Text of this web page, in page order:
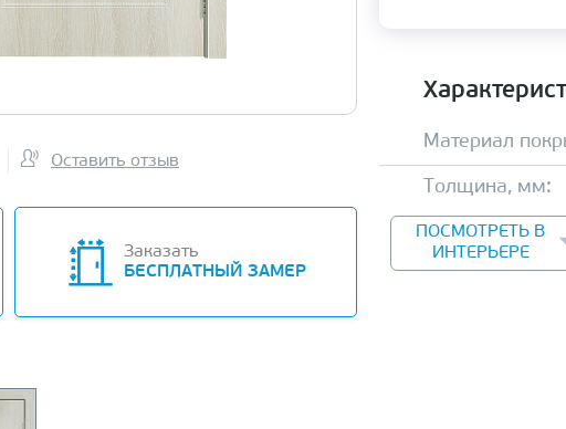
Оставить отзыв
Заказать
БЕСПЛАТНЫЙ ЗАМЕР
Материал
Толщина, мм:
ПОСМОТРЕТЬ В
ИНТЕРЬЕРЕ